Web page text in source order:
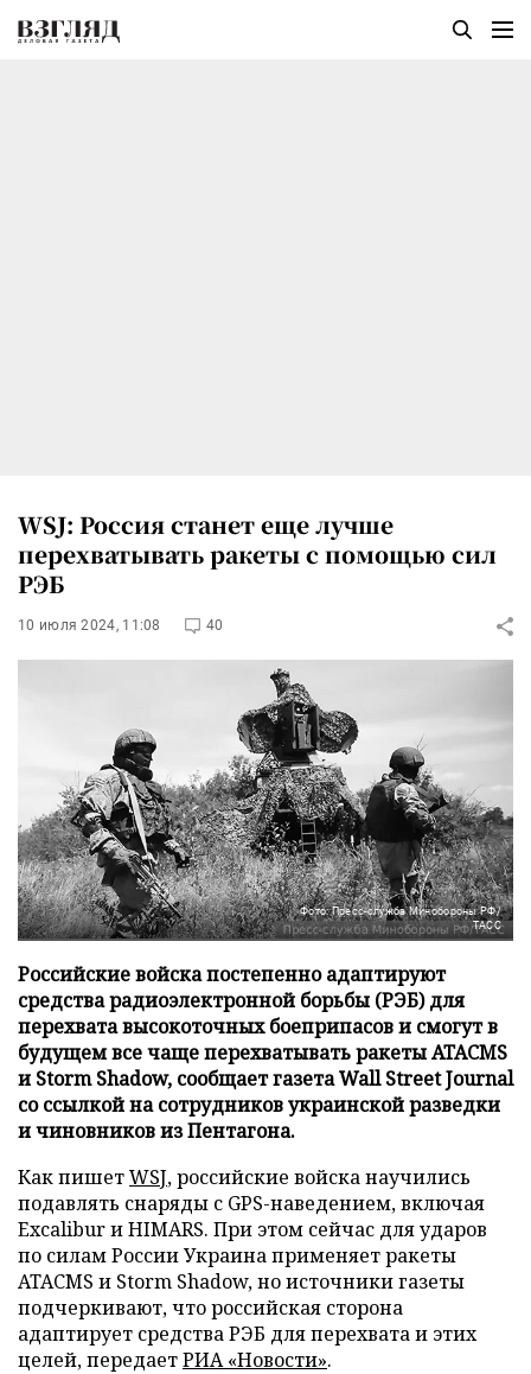
WSJ: Россия станет еще лучше
перехватывать ракеты с помощью сил
РЭБ
10 июля 2024, 11:08 40
Фото: Пресс-служба Минобороны РФ/
ТАСС
Российские войска постепенно адаптируют
средства радиоэлектронной борьбы (РЭБ) для
перехвата высокоточных боеприпасов и смогут в
будущем все чаще перехватывать ракеты ATACMS
и Storm Shadow, сообщает газета Wall Street Journal
со ссылкой на сотрудников украинской разведки
и чиновников из Пентагона.
Как пишетWSJ, российские войска научились
подавлять снаряды с GPS-наведением, включая
Excalibur и HIMARS. При этом сейчас для ударов
по силам России Украина применяет ракеты
ATACMS и Storm Shadow, но источники газеты
подчеркивают, что российская сторона
адаптирует средства РЭБ для перехвата и этих
целей, передаетРИА «Новости».